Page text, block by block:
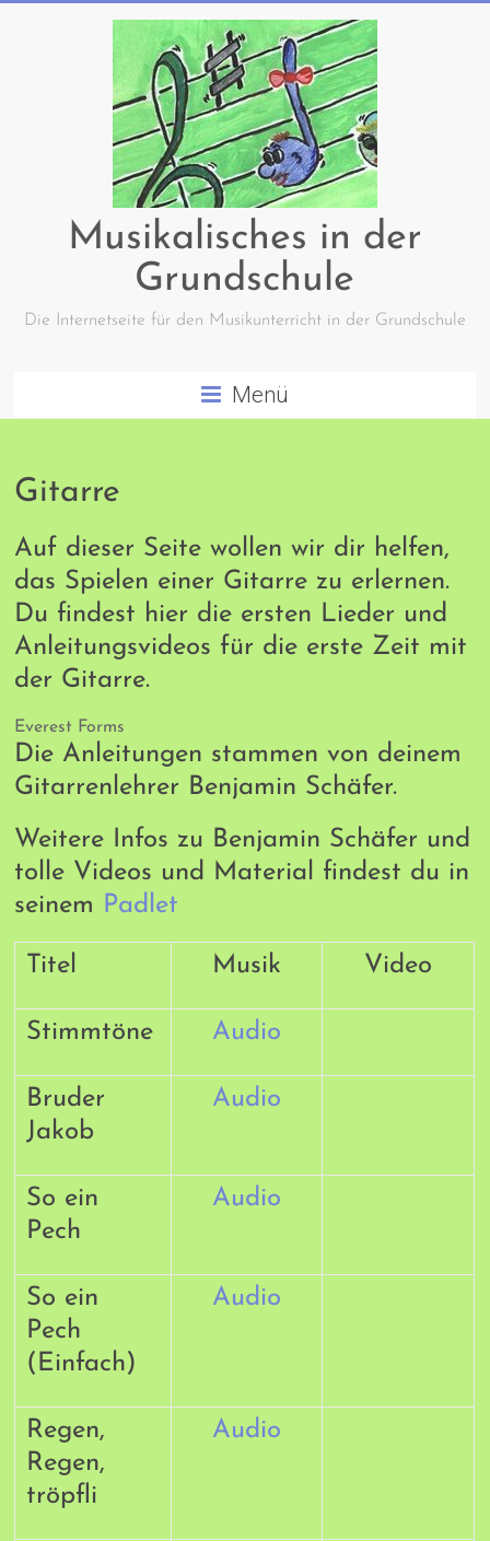
Musikalisches in der
Grundschule
Die Internetseite für den Musikunterricht in der Grundschule
Menü
Gitarre
Auf dieser Seite wollen wir dir helfen,
das Spielen einer Gitarre zu erlernen.
Du findest hier die ersten Lieder und
Anleitungsvideos für die erste Zeit mit
der Gitarre.
Everest Forms
Die Anleitungen stammen von deinem
Gitarrenlehrer Benjamin Schäfer.
Weitere Infos zu Benjamin Schäfer und
tolle Videos und Material findest du in
seinem Padlet
Titel Musik Video
Stimmtöne Audio
Bruder
Jakob
Audio
So ein
Pech
Audio
So ein
Pech
(Einfach)
Audio
Regen,
Regen,
tröpfli
Audio